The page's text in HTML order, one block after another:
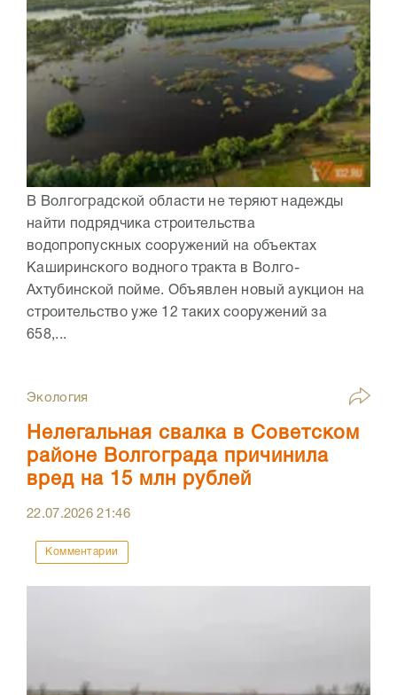
В Волгоградской области не теряют надежды
найти подрядчика строительства
водопропускных сооружений на объектах
Каширинского водного тракта в Волго-
Ахтубинской пойме. Объявлен новый аукцион на
строительство уже 12 таких сооружений за
658,...
Экология
Нелегальная свалка в Советском
районе Волгограда причинила
вред на 15 млн рублей
22.07.202621:46
Комментарии